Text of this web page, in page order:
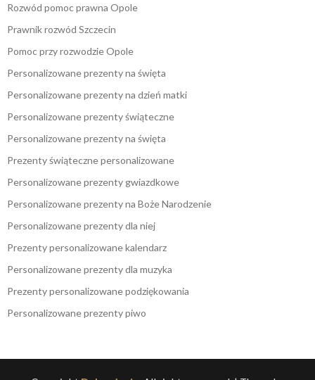
Rozwód pomoc prawna Opole
Prawnik rozwód Szczecin
Pomoc przy rozwodzie Opole
Personalizowane prezenty na święta
Personalizowane prezenty na dzień matki
Personalizowane prezenty świąteczne
Personalizowane prezenty na święta
Prezenty świąteczne personalizowane
Personalizowane prezenty gwiazdkowe
Personalizowane prezenty na Boże Narodzenie
Personalizowane prezenty dla niej
Prezenty personalizowane kalendarz
Personalizowane prezenty dla muzyka
Prezenty personalizowane podziękowania
Personalizowane prezenty piwo